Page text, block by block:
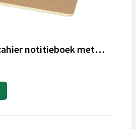
Slyk A5 kraft cahier notitieboek met gestippelde pagina's